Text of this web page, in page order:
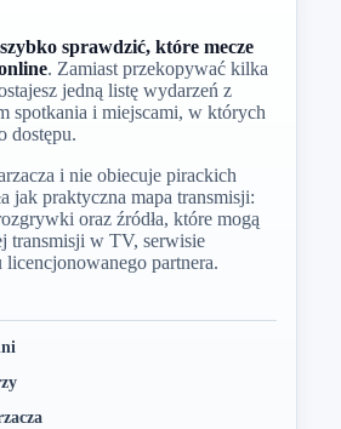
sprawdzić, które mecze
. Zamiast przekopywać kilka
jedną listę wydarzeń z
spotkania i miejscami, w których
dostępu.
i nie obiecuje pirackich
jak praktyczna mapa transmisji:
oraz źródła, które mogą
transmisji w TV, serwisie
partnera.